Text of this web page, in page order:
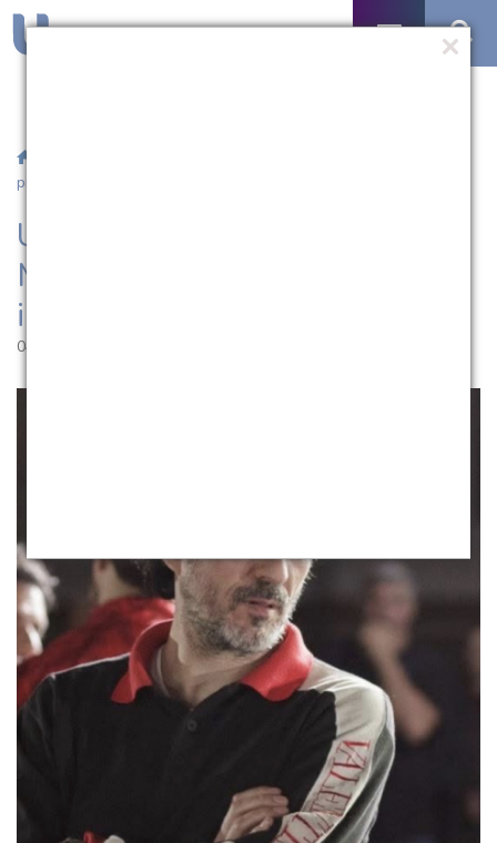
professor da instituição
UCPel lamenta a morte de
Marcos Abreu, ex-professor da
instituição
04.07.2026 | 10:34